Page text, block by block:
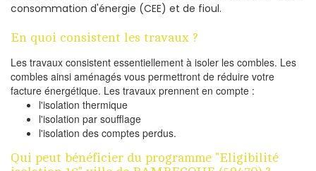
consommation d'énergie (CEE) et de fioul.
En quoi consistent les travaux ?
Les travaux consistent essentiellement à isoler les combles. Les
combles ainsi aménagés vous permettront de réduire votre
facture énergétique. Les travaux prennent en compte :
l'isolation thermique
l'isolation par soufflage
l'isolation des comptes perdus.
Qui peut bénéficier du programme "Eligibilité